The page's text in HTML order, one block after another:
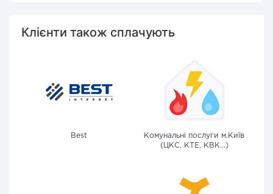
Клієнти також сплачують
Best
Комунальні послуги м.Київ
(ЦКС, КТЕ, КВК...)